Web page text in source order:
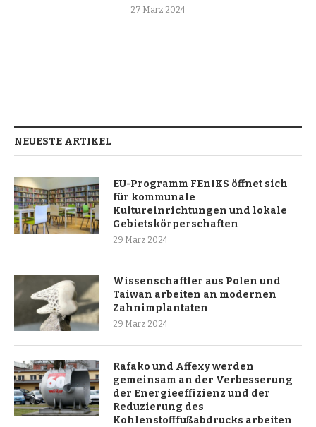
27 März 2024
NEUESTE ARTIKEL
EU-Programm FEnIKS öffnet sich
für kommunale
Kultureinrichtungen und lokale
Gebietskörperschaften
29 März 2024
Wissenschaftler aus Polen und
Taiwan arbeiten an modernen
Zahnimplantaten
29 März 2024
Rafako und Affexy werden
gemeinsam an der Verbesserung
der Energieeffizienz und der
Reduzierung des
Kohlenstofffußabdrucks arbeiten